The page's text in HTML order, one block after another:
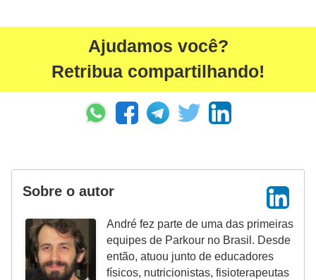
Ajudamos você?
Retribua compartilhando!
Sobre o autor
André fez parte de uma das primeiras
equipes de Parkour no Brasil. Desde
então, atuou junto de educadores
físicos, nutricionistas, fisioterapeutas